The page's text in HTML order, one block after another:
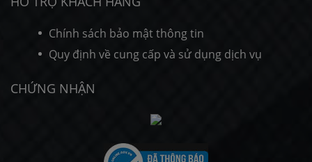
Chính sách bảo mật thông tin
Quy định về cung cấp và sử dụng dịch vụ
CHỨNG NHẬN